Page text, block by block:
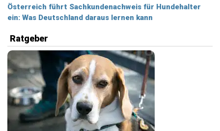
Österreich führt Sachkundenachweis für Hundehalter
ein: Was Deutschland daraus lernen kann
Ratgeber